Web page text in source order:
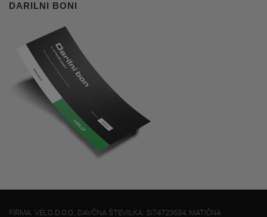
DARILNI BONI
FIRMA: VELO D.O.O., DAVČNA ŠTEVILKA: SI74723634, MATIČNA